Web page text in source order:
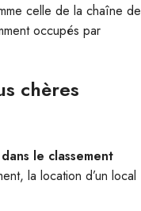
celle de la chaîne de
occupés par
chères
le classement
la location d’un local